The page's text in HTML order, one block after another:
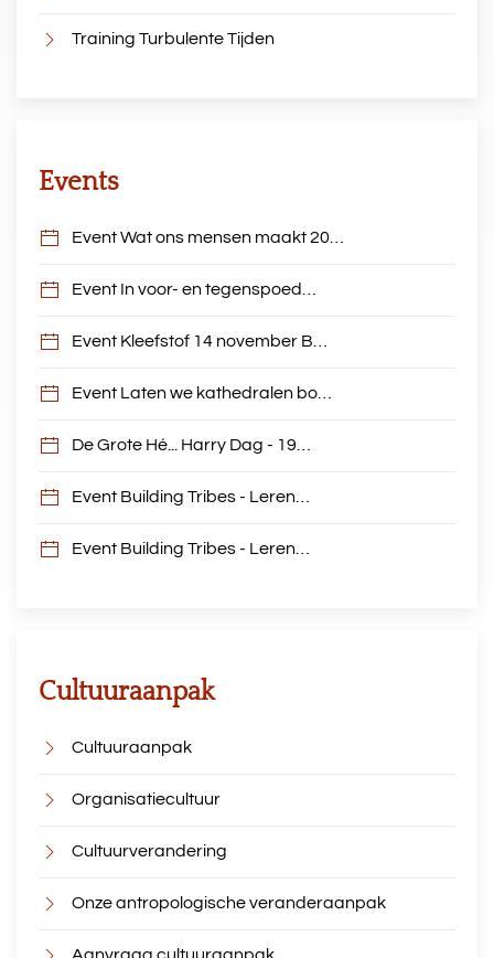
Training Turbulente Tijden
Events
Event Wat ons mensen maakt 20…
Event In voor- en tegenspoed…
Event Kleefstof 14 november B…
Event Laten we kathedralen bo…
De Grote Hé... Harry Dag - 19…
Event Building Tribes - Leren…
Event Building Tribes - Leren…
Cultuuraanpak
Cultuuraanpak
Organisatiecultuur
Cultuurverandering
Onze antropologische veranderaanpak